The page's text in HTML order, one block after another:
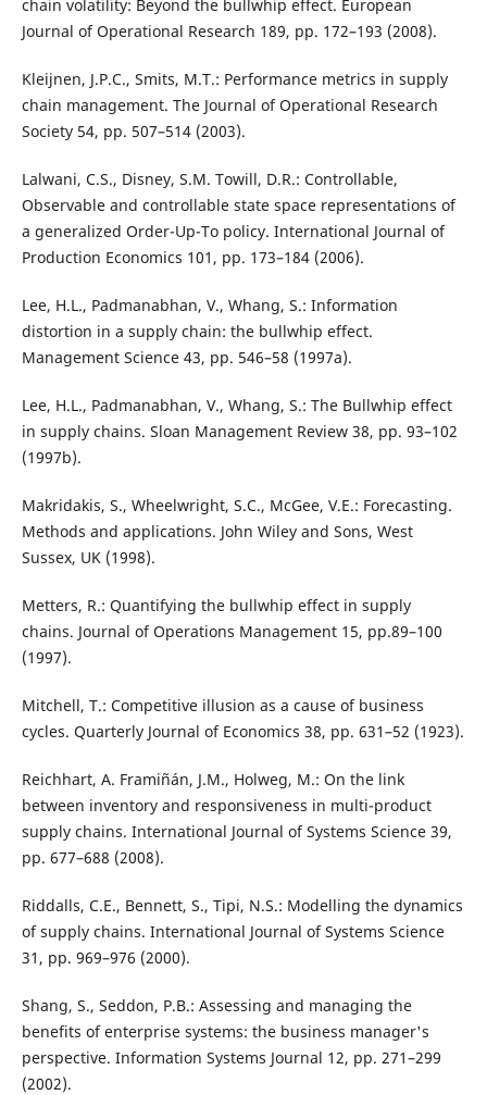
chain volatility: Beyond the bullwhip effect. European
Journal of Operational Research 189, pp. 172–193 (2008).
Kleijnen, J.P.C., Smits, M.T.: Performance metrics in supply
chain management. The Journal of Operational Research
Society 54, pp. 507–514 (2003).
Lalwani, C.S., Disney, S.M. Towill, D.R.: Controllable,
Observable and controllable state space representations of
a generalized Order-Up-To policy. International Journal of
Production Economics 101, pp. 173–184 (2006).
Lee, H.L., Padmanabhan, V., Whang, S.: Information
distortion in a supply chain: the bullwhip effect.
Management Science 43, pp. 546–58 (1997a).
Lee, H.L., Padmanabhan, V., Whang, S.: The Bullwhip effect
in supply chains. Sloan Management Review 38, pp. 93–102
(1997b).
Makridakis, S., Wheelwright, S.C., McGee, V.E.: Forecasting.
Methods and applications. John Wiley and Sons, West
Sussex, UK (1998).
Metters, R.: Quantifying the bullwhip effect in supply
chains. Journal of Operations Management 15, pp.89–100
(1997).
Mitchell, T.: Competitive illusion as a cause of business
cycles. Quarterly Journal of Economics 38, pp. 631–52 (1923).
Reichhart, A. Framiñán, J.M., Holweg, M.: On the link
between inventory and responsiveness in multi-product
supply chains. International Journal of Systems Science 39,
pp. 677–688 (2008).
Riddalls, C.E., Bennett, S., Tipi, N.S.: Modelling the dynamics
of supply chains. International Journal of Systems Science
31, pp. 969–976 (2000).
Shang, S., Seddon, P.B.: Assessing and managing the
benefits of enterprise systems: the business manager's
perspective. Information Systems Journal 12, pp. 271–299
(2002).